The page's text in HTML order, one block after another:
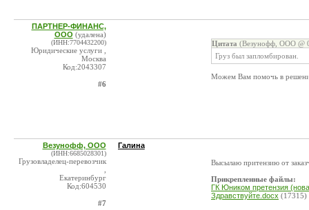
ПАРТНЕР-ФИНАНС,
ООО (удалена)
(ИНН:7704432200)
Юридические услуги ,
Москва
Код:2043307
#6
Цитата (Везунофф, ООО @
Груз был запломбирован.
Можем Вам помочь в
Везунофф, ООО
(ИНН:6685028301)
Грузовладелец-перевозчик
Екатеринбург
Код:604530
#7
Галина
Высылаю притензию от
Прикрепленные файлы:
ГК Юником претензия
Здравствуйте.docx (17315)